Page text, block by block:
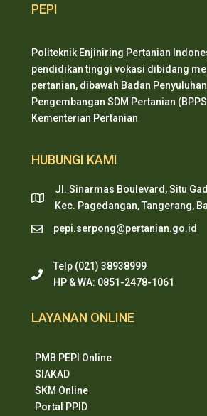
PEPI
Politeknik Enjiniring Pertanian
pendidikan tinggi vokasi dibidang
pertanian, dibawah Badan
Pengembangan SDM Pertanian
Kementerian Pertanian
HUBUNGI KAMI
Jl. Sinarmas Boulevard, Situ
Kec. Pagedangan, Tangerang,
pepi.serpong@pertanian.go.id
Telp (021) 38938999
HP & WA: 0851-2478-1061
LAYANAN ONLINE
PMB PEPI Online
SIAKAD
SKM Online
Portal PPID